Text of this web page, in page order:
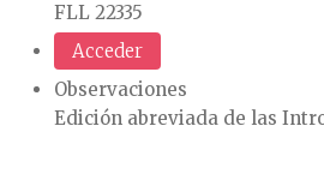
FLL 22335
Acceder
Observaciones
Edición abreviada de las